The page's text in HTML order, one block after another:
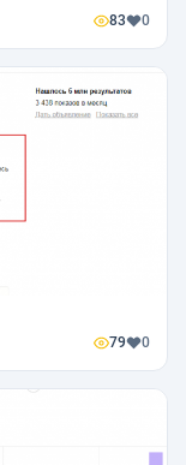
83 0
79 0